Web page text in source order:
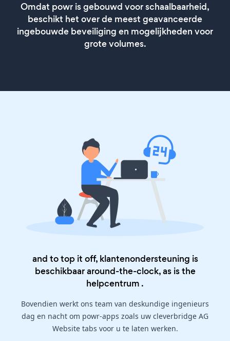
Omdat powr is gebouwd voor schaalbaarheid,
beschikt het over de meest geavanceerde
ingebouwde beveiliging en mogelijkheden voor
grote volumes.
and to top it off, klantenondersteuning is
beschikbaar around-the-clock, as is the
helpcentrum .
Bovendien werkt ons team van deskundige ingenieurs
dag en nacht om powr-apps zoals uw cleverbridge AG
Website tabs voor u te laten werken.